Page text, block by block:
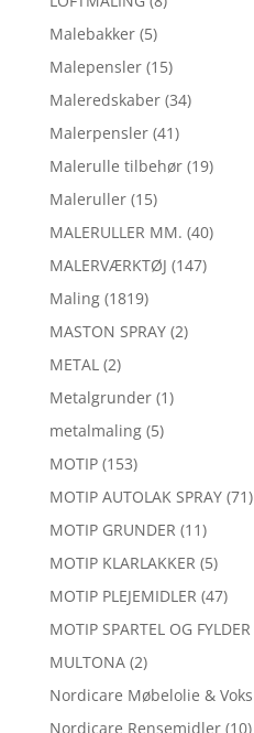
Malebakker (5)
Malepensler (15)
Maleredskaber (34)
Malerpensler (41)
Malerulle tilbehør (19)
Maleruller (15)
MALERULLER MM. (40)
MALERVÆRKTØJ (147)
Maling (1819)
MASTON SPRAY (2)
METAL (2)
Metalgrunder (1)
metalmaling (5)
MOTIP (153)
MOTIP AUTOLAK SPRAY (71)
MOTIP GRUNDER (11)
MOTIP KLARLAKKER (5)
MOTIP PLEJEMIDLER (47)
MOTIP SPARTEL OG FYLDER
MULTONA (2)
Nordicare Møbelolie & Voks
Nordicare Rensemidler (10)